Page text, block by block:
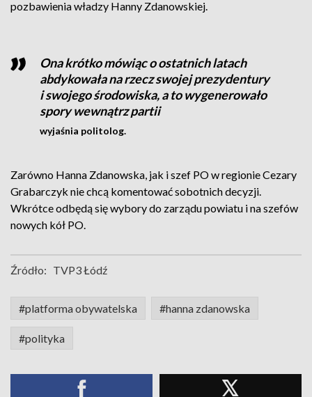
pozbawienia władzy Hanny Zdanowskiej.
Ona krótko mówiąc o ostatnich latach
abdykowała na rzecz swojej prezydentury
i swojego środowiska, a to wygenerowało
spory wewnątrz partii
wyjaśnia politolog.
Zarówno Hanna Zdanowska, jak i szef PO w regionie Cezary
Grabarczyk nie chcą komentować sobotnich decyzji.
Wkrótce odbędą się wybory do zarządu powiatu i na szefów
nowych kół PO.
Źródło: TVP3 Łódź
#platforma obywatelska #hanna zdanowska
#polityka